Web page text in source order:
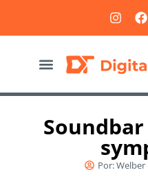
Soundbar
Por:Welber